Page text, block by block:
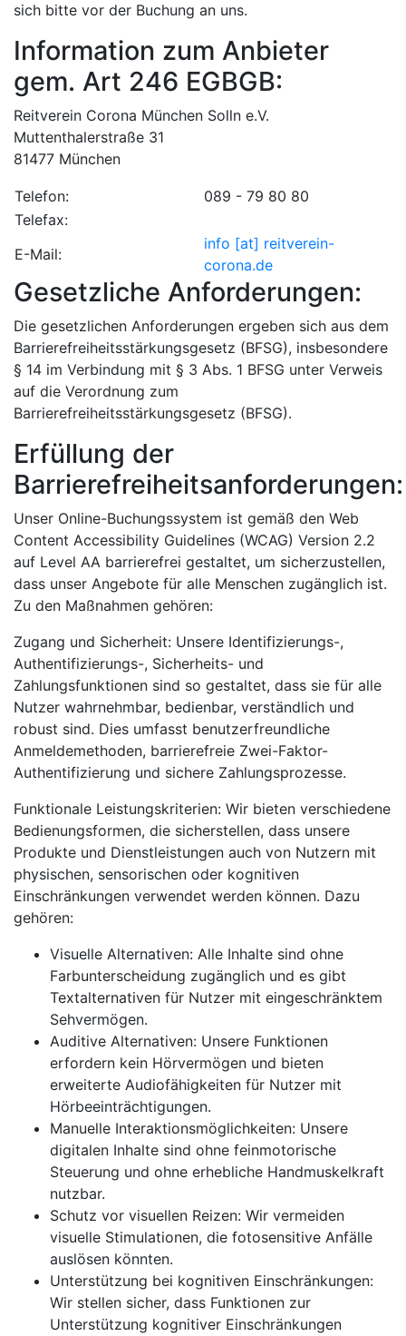
sich bitte vor der Buchung an uns.
Information zum Anbieter
gem. Art 246 EGBGB:
Reitverein Corona München Solln e.V.
Muttenthalerstraße 31
81477 München
Telefon:
089 - 79 80 80
Telefax:
E-Mail:
info [at] reitverein-
corona.de
Gesetzliche Anforderungen:
Die gesetzlichen Anforderungen ergeben sich aus dem
Barrierefreiheitsstärkungsgesetz (BFSG), insbesondere
§ 14 im Verbindung mit § 3 Abs. 1 BFSG unter Verweis
auf die Verordnung zum
Barrierefreiheitsstärkungsgesetz (BFSG).
Erfüllung der
Barrierefreiheitsanforderungen:
Unser Online-Buchungssystem ist gemäß den Web
Content Accessibility Guidelines (WCAG) Version 2.2
auf Level AA barrierefrei gestaltet, um sicherzustellen,
dass unser Angebote für alle Menschen zugänglich ist.
Zu den Maßnahmen gehören:
Zugang und Sicherheit: Unsere Identifizierungs-,
Authentifizierungs-, Sicherheits- und
Zahlungsfunktionen sind so gestaltet, dass sie für alle
Nutzer wahrnehmbar, bedienbar, verständlich und
robust sind. Dies umfasst benutzerfreundliche
Anmeldemethoden, barrierefreie Zwei-Faktor-
Authentifizierung und sichere Zahlungsprozesse.
Funktionale Leistungskriterien: Wir bieten verschiedene
Bedienungsformen, die sicherstellen, dass unsere
Produkte und Dienstleistungen auch von Nutzern mit
physischen, sensorischen oder kognitiven
Einschränkungen verwendet werden können. Dazu
gehören:
Visuelle Alternativen: Alle Inhalte sind ohne
Farbunterscheidung zugänglich und es gibt
Textalternativen für Nutzer mit eingeschränktem
Sehvermögen.
Auditive Alternativen: Unsere Funktionen
erfordern kein Hörvermögen und bieten
erweiterte Audiofähigkeiten für Nutzer mit
Hörbeeinträchtigungen.
Manuelle Interaktionsmöglichkeiten: Unsere
digitalen Inhalte sind ohne feinmotorische
Steuerung und ohne erhebliche Handmuskelkraft
nutzbar.
Schutz vor visuellen Reizen: Wir vermeiden
visuelle Stimulationen, die fotosensitive Anfälle
auslösen könnten.
Unterstützung bei kognitiven Einschränkungen:
Wir stellen sicher, dass Funktionen zur
Unterstützung kognitiver Einschränkungen